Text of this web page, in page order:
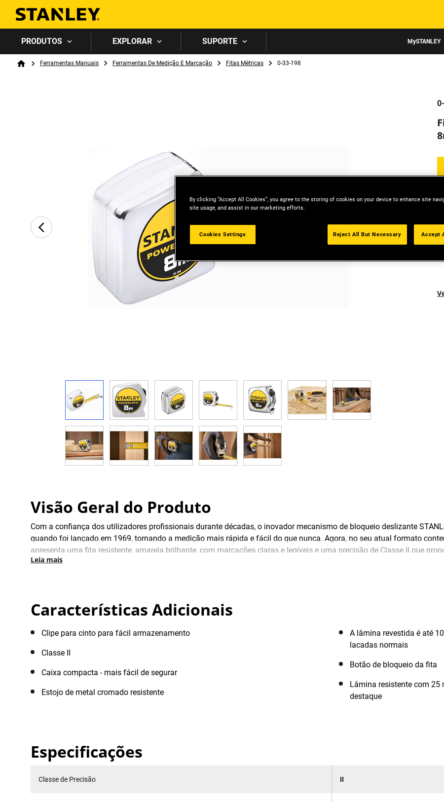
PRODUTOS EXPLORAR SUPORTE MySTANLEY
Breadcrumb
HomeFerramentas Manuais Ferramentas De Medição E Marcação Fitas Métricas 0-33-198
Visão Geral do Produto
Com a confiança dos utilizadores profissionais durante décadas, o inovador mecanismo de bloqueio deslizante
quando foi lançado em 1969, tornando a medição mais rápida e fácil do que nunca. Agora, no seu atual formato
apresenta uma fita resistente, amarela brilhante, com marcações claras e legíveis e uma precisão de Classe II que
+/-0,5 mm a 1 m, tornando-a adequada para uma grande variedade de aplicações profissionais. Compacta e leve,
Leia mais
Características Adicionais
Clipe para cinto para fácil armazenamento
Classe II
Caixa compacta - mais fácil de segurar
Estojo de metal cromado resistente
A lâmina revestida é até
lacadas normais
Botão de bloqueio da fita
Lâmina resistente com 25
destaque
Especificações
Classe de Precisão II
By clicking “Accept All Cookies”, you agree to the storing of cookies on your device to enhance site
site usage, and assist in our marketing efforts.
Cookies Settings Reject All But Necessary Accept